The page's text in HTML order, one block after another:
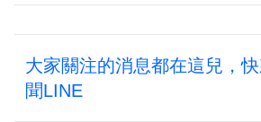
大家關注的消息都在這兒，
聞LINE